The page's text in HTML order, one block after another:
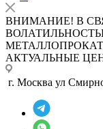
ВНИМАНИЕ! В
АКТУАЛЬНЫЕ
г. Москва ул